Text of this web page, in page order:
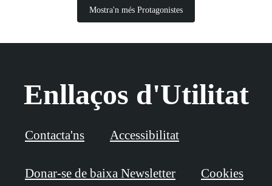
Mostra'n més Protagonistes
Enllaços d'Utilitat
Contacta'ns Accessibilitat
Donar-se de baixa Newsletter Cookies